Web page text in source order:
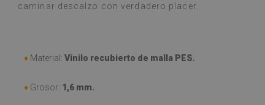
caminar descalzo con verdadero placer.
♦ Material: Vinilo recubierto de malla PES.
♦ Grosor: 1,6 mm.